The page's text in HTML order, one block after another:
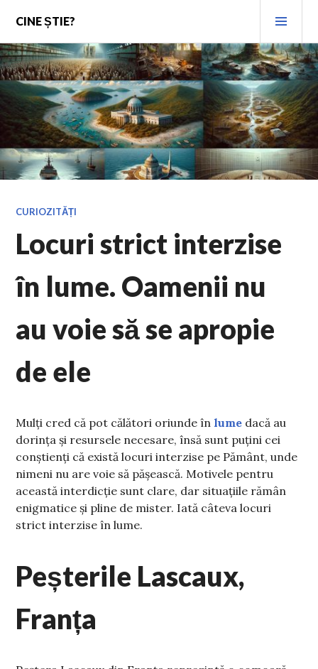
content
CINE ȘTIE?
CURIOZITĂȚI
Locuri strict interzise
în lume. Oamenii nu
au voie să se apropie
de ele
Mulți cred că pot călători oriunde înlume dacă au
dorința și resursele necesare, însă sunt puțini cei
conștienți că există locuri interzise pe Pământ, unde
nimeni nu are voie să pășească. Motivele pentru
această interdicție sunt clare, dar situațiile rămân
enigmatice și pline de mister. Iată câteva locuri
strict interzise în lume.
Peșterile Lascaux,
Franța